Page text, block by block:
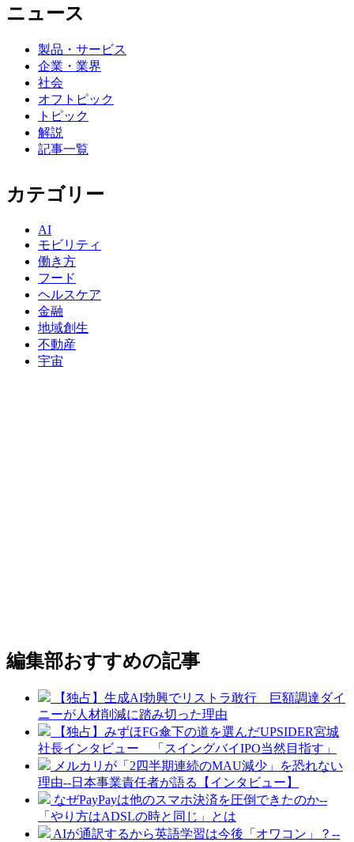
ニュース
製品・サービス
企業・業界
社会
オフトピック
トピック
解説
記事一覧
カテゴリー
AI
モビリティ
働き方
フード
ヘルスケア
金融
地域創生
不動産
宇宙
編集部おすすめの記事
【独占】生成AI勃興でリストラ敢行 巨額調達ダイ
ニーが人材削減に踏み切った理由
【独占】みずほFG傘下の道を選んだUPSIDER宮城
社長インタビュー 「スイングバイIPO当然目指す」
メルカリが「2四半期連続のMAU減少」を恐れない
理由--日本事業責任者が語る【インタビュー】
なぜPayPayは他のスマホ決済を圧倒できたのか--
「やり方はADSLの時と同じ」とは
AIが通訳するから英語学習は今後「オワコン」？--